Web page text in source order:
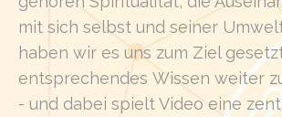
mit sich selbst und seiner
haben wir es uns zum Ziel
entsprechendes Wissen weiter
- und dabei spielt Video eine